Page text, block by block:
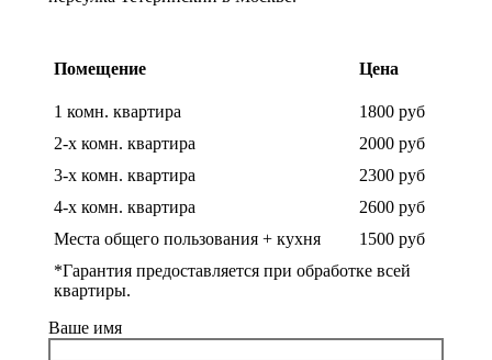
Помещение Цена
1 комн. квартира
1800 руб
2-х комн. квартира
2000 руб
3-х комн. квартира
2300 руб
4-х комн. квартира
2600 руб
Места общего пользования + кухня
1500 руб
*Гарантия предоставляется при обработке всей
квартиры.
Ваше имя